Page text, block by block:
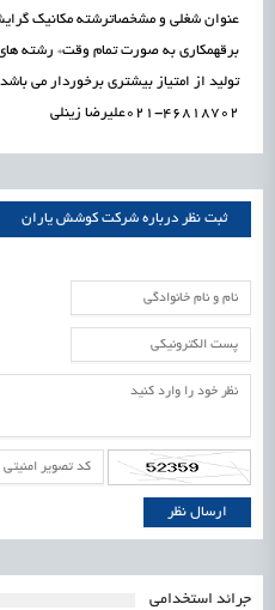
عنوان شغلی و مشخصاترشته مكانيك
برقهمکاری به صورت تمام وقت* رشته
46818702-021عليرضا زينلي
ثبت نظر درباره شركت كوشش ياران
جرائد استخدامی